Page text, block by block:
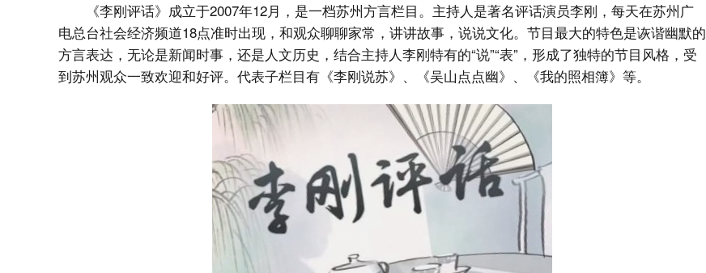
《李刚评话》成立于2007年12月，是一档苏州方言栏目。主持人是著名评话演员李刚，每天在苏州广
电总台社会经济频道18点准时出现，和观众聊聊家常，讲讲故事，说说文化。节目最大的特色是诙谐幽默的
方言表达，无论是新闻时事，还是人文历史，结合主持人李刚特有的“说”“表”，形成了独特的节目风格，受
到苏州观众一致欢迎和好评。代表子栏目有《李刚说苏》、《吴山点点幽》、《我的照相簿》等。